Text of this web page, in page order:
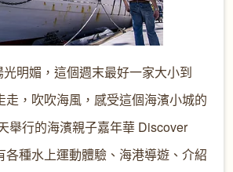
明媚，這個週末最好一家大小到
走，吹吹海風，感受這個海濱小城的
舉行的海濱親子嘉年華 Discover
各種水上運動體驗、海港導遊、介紹